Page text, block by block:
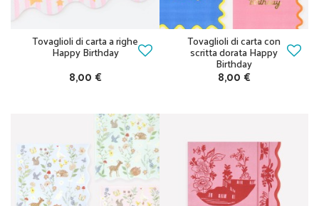
Tovaglioli di carta a righe
Happy Birthday
8,00 €
Tovaglioli di carta con
scritta dorata Happy
Birthday
8,00 €